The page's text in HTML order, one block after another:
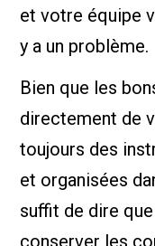
et votre équipe
y a un problème.
Bien que les
directement de
toujours des
et organisées
suffit de dire